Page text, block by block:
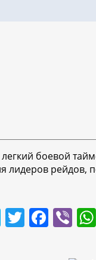
боевой
лидеров рейдов,
S T F Vi